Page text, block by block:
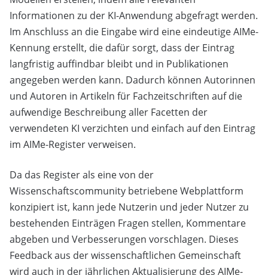
Informationen zu der KI-Anwendung abgefragt werden.
Im Anschluss an die Eingabe wird eine eindeutige AIMe-
Kennung erstellt, die dafür sorgt, dass der Eintrag
langfristig auffindbar bleibt und in Publikationen
angegeben werden kann. Dadurch können Autorinnen
und Autoren in Artikeln für Fachzeitschriften auf die
aufwendige Beschreibung aller Facetten der
verwendeten KI verzichten und einfach auf den Eintrag
im AIMe-Register verweisen.
Da das Register als eine von der
Wissenschaftscommunity betriebene Webplattform
konzipiert ist, kann jede Nutzerin und jeder Nutzer zu
bestehenden Einträgen Fragen stellen, Kommentare
abgeben und Verbesserungen vorschlagen. Dieses
Feedback aus der wissenschaftlichen Gemeinschaft
wird auch in der jährlichen Aktualisierung des AIMe-